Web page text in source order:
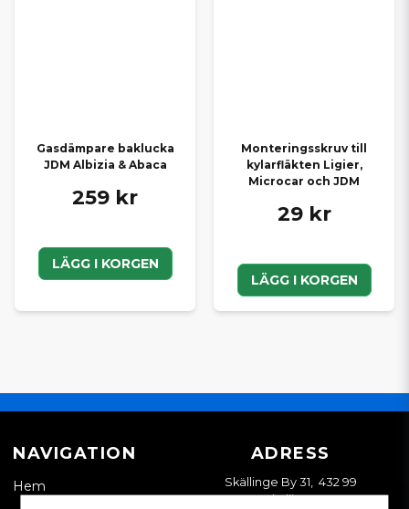
Gasdämpare baklucka
JDM Albizia & Abaca
259 kr
LÄGG I KORGEN
Monteringsskruv till
kylarfläkten Ligier,
Microcar och JDM
29 kr
LÄGG I KORGEN
NAVIGATION
Hem
ADRESS
Skällinge By 31, 432 99
Skällinge